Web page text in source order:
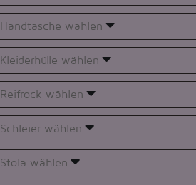
Handtasche wählen
Kleiderhülle wählen
Reifrock wählen
Schleier wählen
Stola wählen